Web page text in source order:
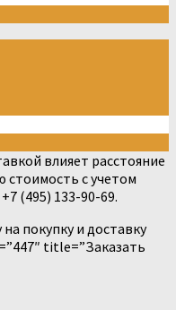
влияет расстояние
стоимость с учетом
(495) 133-90-69.
покупку и доставку
title=”Заказать